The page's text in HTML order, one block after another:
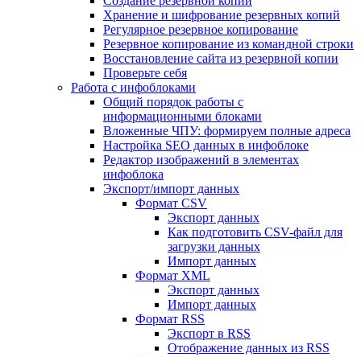
Хранение и шифрование резервных копий
Регулярное резервное копирование
Резервное копирование из командной строки
Восстановление сайта из резервной копии
Проверьте себя
Работа с инфоблоками
Общий порядок работы с
информационными блоками
Вложенные ЧПУ: формируем полные адреса
Настройка SEO данных в инфоблоке
Редактор изображений в элементах
инфоблока
Экспорт/импорт данных
Формат CSV
Экспорт данных
Как подготовить CSV-файл для
загрузки данных
Импорт данных
Формат XML
Экспорт данных
Импорт данных
Формат RSS
Экспорт в RSS
Отображение данных из RSS